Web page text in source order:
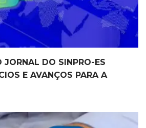
JORNAL DO SINPRO-ES
E AVANÇOS PARA A